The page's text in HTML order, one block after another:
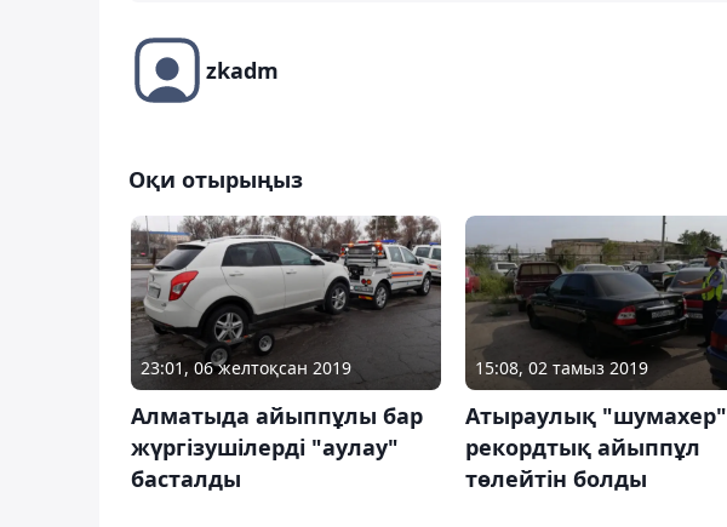
zkadm
Оқи отырыңыз
23:01, 06 желтоқсан 2019
Алматыда айыппұлы бар
жүргізушілерді "аулау"
басталды
15:08, 02 тамыз 2019
Атыраулық "шумахер"
рекордтық айыппұл
төлейтін болды